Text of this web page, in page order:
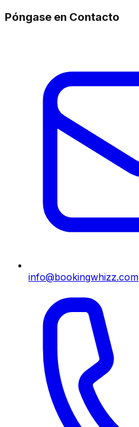
Póngase en Contacto
info@bookingwhizz.com